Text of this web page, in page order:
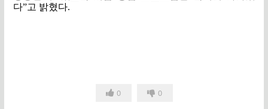
다”고 밝혔다.
0 0